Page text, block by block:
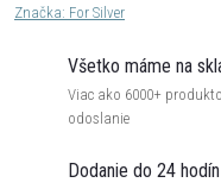
Značka: For Silver
Všetko máme na
Viac ako 6000+
odoslanie
Dodanie do 24 hodín